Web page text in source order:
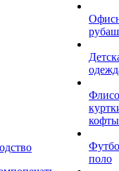
кофты
поло